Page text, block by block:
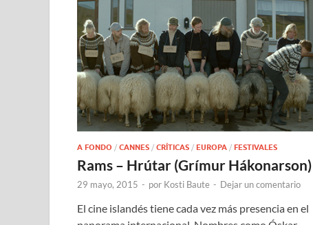
A FONDO / CANNES / CRÍTICAS / EUROPA / FESTIVALES
Rams – Hrútar (Grímur Hákonarson)
29 mayo, 2015 - por Kosti Baute - Dejar un comentario
El cine islandés tiene cada vez más presencia en el